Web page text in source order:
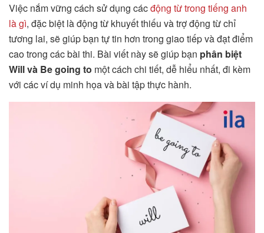
Việc nắm vững cách sử dụng cácđộng từ trong tiếng anh
là gì, đặc biệt là động từ khuyết thiếu và trợ động từ chỉ
tương lai, sẽ giúp bạn tự tin hơn trong giao tiếp và đạt điểm
cao trong các bài thi. Bài viết này sẽ giúp bạn phân biệt
Will và Be going to một cách chi tiết, dễ hiểu nhất, đi kèm
với các ví dụ minh họa và bài tập thực hành.